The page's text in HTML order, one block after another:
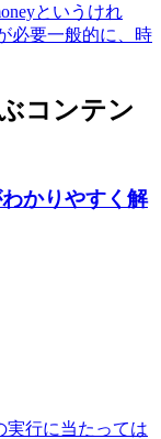
というけれ
必要一般的に、時
コンテン
かりやすく解
行に当たっては